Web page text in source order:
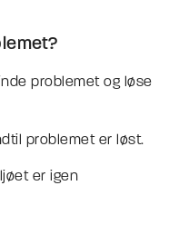
problemet og løse
problemet er løst.
er igen